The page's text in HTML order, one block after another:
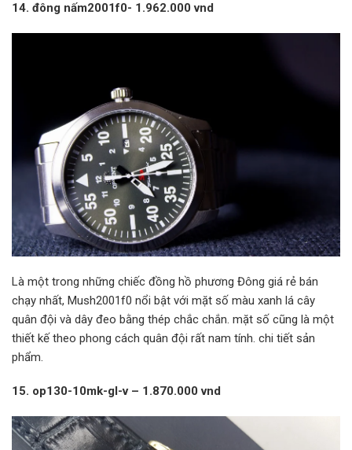
14. đông nấm2001f0- 1.962.000 vnd
Là một trong những chiếc đồng hồ phương Đông giá rẻ bán
chạy nhất, Mush2001f0 nổi bật với mặt số màu xanh lá cây
quân đội và dây đeo bằng thép chắc chắn. mặt số cũng là một
thiết kế theo phong cách quân đội rất nam tính. chi tiết sản
phẩm.
15. op130-10mk-gl-v – 1.870.000 vnd